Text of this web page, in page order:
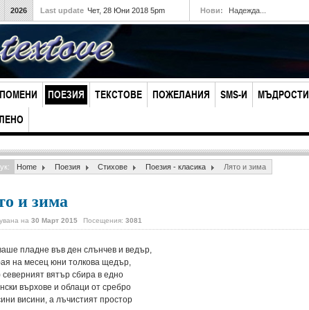
2026 Last update Чет, 28 Юни 2018 5pm Нови: Надежда...
ПОЕЗИЯ ТЕКСТОВЕ ПОЖЕЛАНИЯ SMS-И МЪДРОСТИ
Home Поезия Стихове Поезия - класика Лято и зима
и зима
на 30 Март 2015 Посещения: 3081
пладне във ден слънчев и ведър,
на месец юни толкова щедър,
северният вятър сбира в едно
върхове и облаци от сребро
висини, а лъчистият простор